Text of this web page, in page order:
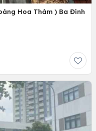
Hoa Thám ) Ba Đình